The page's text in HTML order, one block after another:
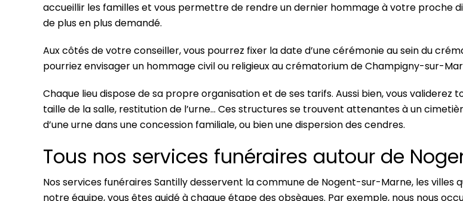
accueillir les familles et vous permettre de rendre un dernier hommage à votre proche
de plus en plus demandé.
Aux côtés de votre conseiller, vous pourrez fixer la date d’une cérémonie au sein du
pourriez envisager un hommage civil ou religieux au crématorium de Champigny-sur-
Chaque lieu dispose de sa propre organisation et de ses tarifs. Aussi bien, vous validerez
taille de la salle, restitution de l’urne… Ces structures se trouvent attenantes à un
d’une urne dans une concession familiale, ou bien une dispersion des cendres.
Tous nos services funéraires autour de
Nos services funéraires Santilly desservent la commune de Nogent-sur-Marne, les villes
notre équipe, vous êtes guidé à chaque étape des obsèques. Par exemple, nous nous